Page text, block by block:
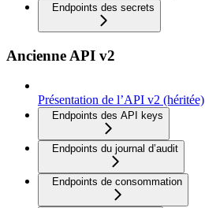
Endpoints des secrets
Ancienne API v2
Présentation de l’API v2 (héritée)
Endpoints des API keys
Endpoints du journal d’audit
Endpoints de consommation